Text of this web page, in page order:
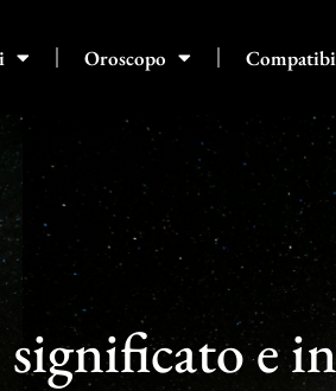
Oroscopo
significato e